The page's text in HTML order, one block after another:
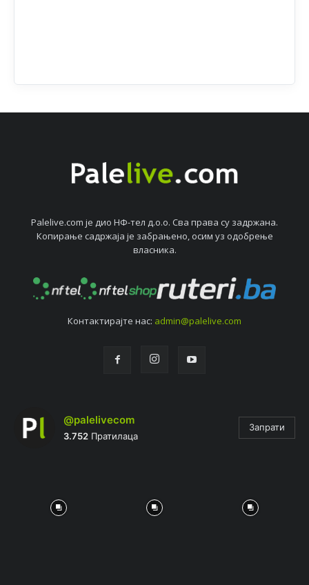
Palelive.com јe дио НФ-тeл д.о.о. Сва права су задржана.
Копирањe садржаја јe забрањeно, осим уз одобрeњe
власника.
Контактирајтe нас: admin@palelive.com
@palelivecom
3.752 Пратилаца
Запрати